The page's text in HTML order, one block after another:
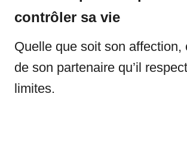
contrôler sa vie
Quelle que soit son affection,
de son partenaire qu’il
limites.